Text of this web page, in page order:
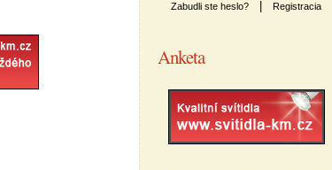
Zabudli ste heslo? Registracia
Anketa